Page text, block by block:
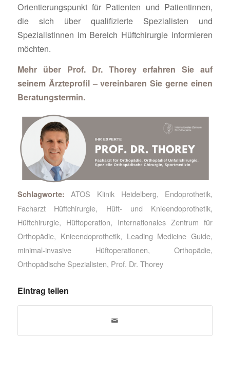
Orientierungspunkt für Patienten und Patientinnen,
die sich über qualifizierte Spezialisten und
Spezialistinnen im Bereich Hüftchirurgie informieren
möchten.
Mehr über Prof. Dr. Thorey erfahren Sie auf
seinem Ärzteprofil– vereinbaren Sie gerne einen
Beratungstermin.
Schlagworte: ATOS Klinik Heidelberg, Endoprothetik,
Facharzt Hüftchirurgie, Hüft- und Knieendoprothetik,
Hüftchirurgie, Hüftoperation, Internationales Zentrum für
Orthopädie, Knieendoprothetik, Leading Medicine Guide,
minimal-invasive Hüftoperationen,Orthopädie,
Orthopädische Spezialisten, Prof. Dr. Thorey
Eintrag teilen